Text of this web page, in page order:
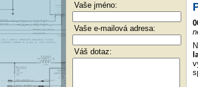
Vaše jméno:
Vaše e-mailová adresa:
Váš dotaz: